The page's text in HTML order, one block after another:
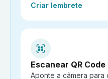
Ação:
Criar lembrete
Escanear QR
Aponte a câmera para